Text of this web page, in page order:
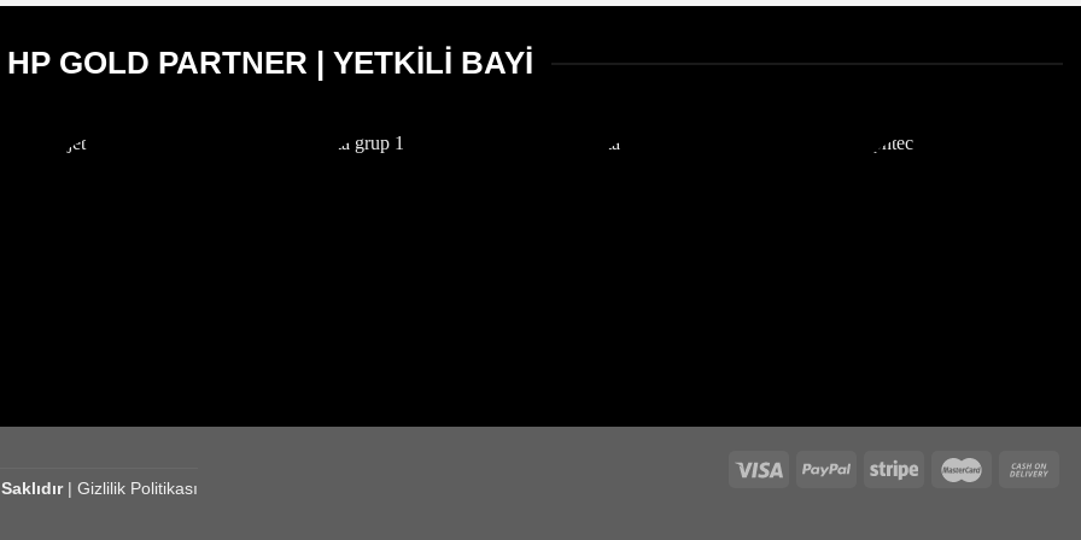
HP GOLD PARTNER | YETKİLİ BAYİ
| Gizlilik Politikası